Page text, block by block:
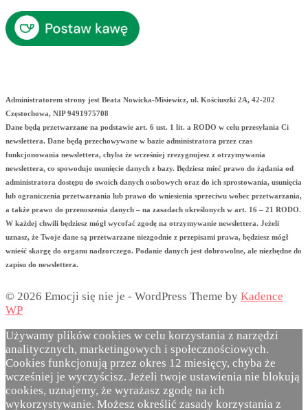
Administratorem strony jest Beata Nowicka-Misiewicz, ul. Kościuszki 2A, 42-202
Częstochowa, NIP 9491975708
Dane będą przetwarzane na podstawie art. 6 ust. 1 lit. a RODO w celu przesyłania Ci
newslettera. Dane będą przechowywane w bazie administratora przez czas
funkcjonowania newslettera, chyba że wcześniej zrezygnujesz z otrzymywania
newslettera, co spowoduje usunięcie danych z bazy. Będziesz mieć prawo do żądania od
administratora dostępu do swoich danych osobowych oraz do ich sprostowania, usunięcia
lub ograniczenia przetwarzania lub prawo do wniesienia sprzeciwu wobec przetwarzania,
a także prawo do przenoszenia danych – na zasadach określonych w art. 16 – 21 RODO.
W każdej chwili będziesz mógł wycofać zgodę na otrzymywanie newslettera. Jeżeli
uznasz, że Twoje dane są przetwarzane niezgodnie z przepisami prawa, będziesz mógł
wnieść skargę do organu nadzorczego. Podanie danych jest dobrowolne, ale niezbędne do
zapisu do newslettera.
© 2026 Emocji się nie je - WordPress Theme by Kadence
WP
Używamy plików cookies w celu korzystania z narzędzi
analitycznych, marketingowych i społecznościowych.
Cookies funkcjonują przez okres 12 miesięcy, chyba że
wcześniej je wyczyścisz. Jeżeli twoje ustawienia nie blokują
cookies, uznajemy, że wyrażasz zgodę na ich
wykorzystywanie. Możesz określić zasady korzystania z